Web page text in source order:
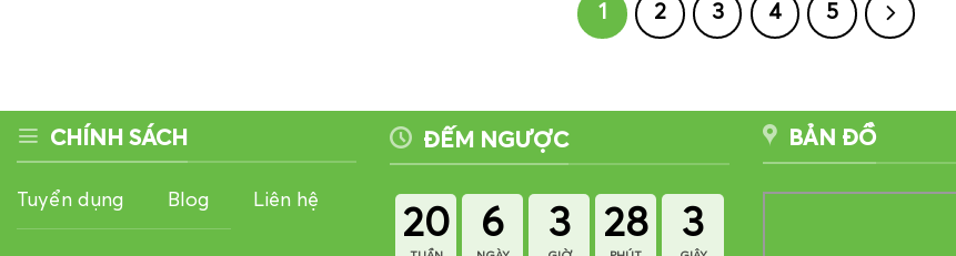
1 2 3 4 5
CHÍNH SÁCH
Tuyển dụng Blog Liên hệ
ĐẾM NGƯỢC
20 6 3 28 2
BẢN ĐỒ